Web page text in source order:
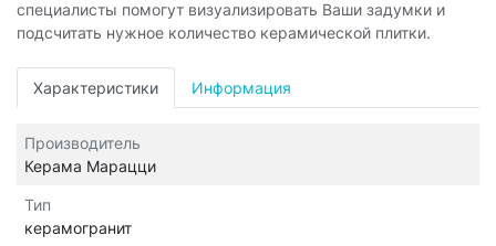
специалисты помогут визуализировать Ваши задумки и
подсчитать нужное количество керамической плитки.
Характеристики Информация
Производитель
Керама Марацци
Тип
керамогранит